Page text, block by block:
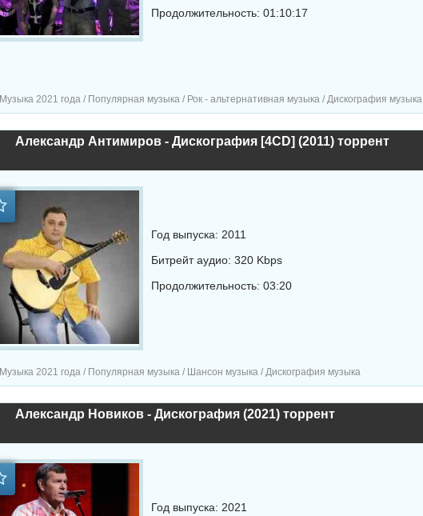
Продолжительность: 01:10:17
Музыка 2021 года / Популярная музыка / Рок - альтернативная музыка / Дискография музыка
Александр Антимиров - Дискография [4CD] (2011) торрент
Год выпуска: 2011
Битрейт аудио: 320 Kbps
Продолжительность: 03:20
Музыка 2021 года / Популярная музыка / Шансон музыка / Дискография музыка
Александр Новиков - Дискография (2021) торрент
Год выпуска: 2021